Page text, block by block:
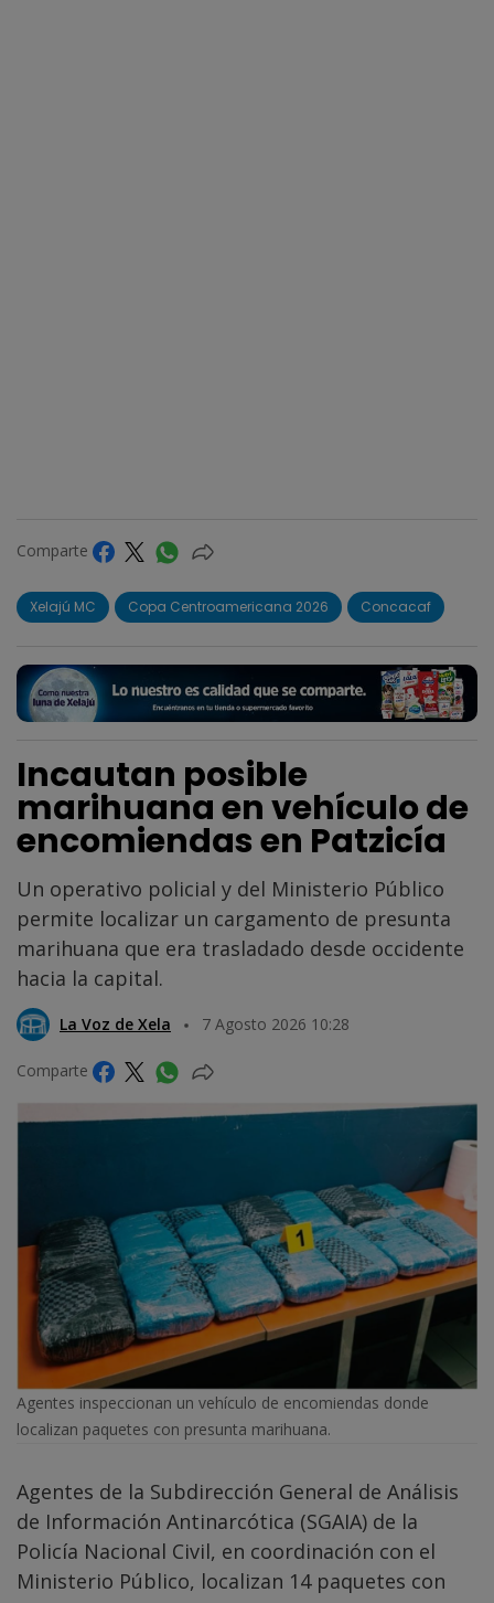
Comparte
Xelajú MC Copa Centroamericana 2026 Concacaf
Incautan posible
marihuana en vehículo de
encomiendas en Patzicía
Un operativo policial y del Ministerio Público
permite localizar un cargamento de presunta
marihuana que era trasladado desde occidente
hacia la capital.
La Voz de Xela 7 Agosto 2026 10:28
Comparte
Agentes inspeccionan un vehículo de encomiendas donde
localizan paquetes con presunta marihuana.
Agentes de la Subdirección General de Análisis
de Información Antinarcótica (SGAIA) de la
Policía Nacional Civil, en coordinación con el
Ministerio Público, localizan 14 paquetes con